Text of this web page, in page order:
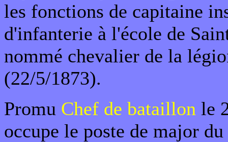
les fonctions de capitaine
d'infanterie à l'école de
nommé chevalier de la
(22/5/1873).
Promu Chef de bataillon le
occupe le poste de major